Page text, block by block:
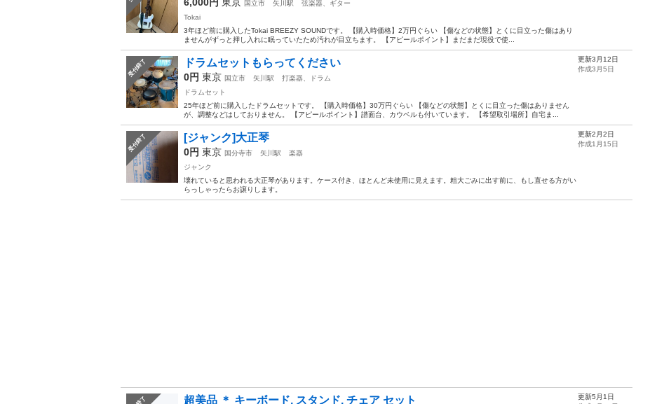
国立市 矢川駅
弦楽器、ギター
Tokai
3年ほど前に購入したTokai BREEZY SOUNDです。 【購入時価格】2万円ぐらい 【傷などの状態】とくに目立った傷はあり
ませんがずっと押し入れに眠っていたため汚れが目立ちます。 【アピールポイント】まだまだ現役で使...
受付終了 ドラムセットもらってください
0円 東京 国立市 矢川駅
打楽器、ドラム
ドラムセット
25年ほど前に購入したドラムセットです。 【購入時価格】30万円ぐらい 【傷などの状態】とくに目立った傷はありません
が、調整などはしておりません。 【アピールポイント】譜面台、カウベルも付いています。 【希望取引場所】自宅ま...
更新3月12日
作成3月5日
受付終了 [ジャンク]大正琴
0円 東京 国分寺市 矢川駅
楽器
ジャンク
壊れていると思われる大正琴があります。ケース付き、ほとんど未使用に見えます。粗大ごみに出す前に、もし直せる方がい
らっしゃったらお譲りします。
更新2月2日
作成1月15日
超美品 ＊ キーボード, スタンド, チェア セット
更新5月1日